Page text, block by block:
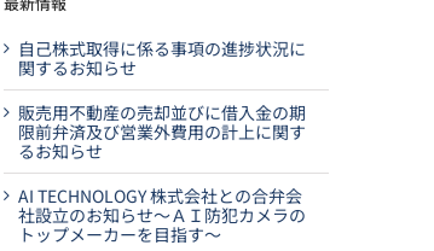
自己株式取得に係る事項の進捗状況に
関するお知らせ
販売用不動産の売却並びに借入金の期
限前弁済及び営業外費用の計上に関す
るお知らせ
AI TECHNOLOGY 株式会社との合弁会
社設立のお知らせ～ＡＩ防犯カメラの
トップメーカーを目指す～